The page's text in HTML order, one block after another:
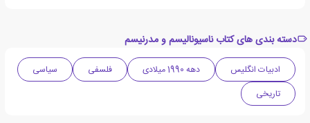
دسته بندی های کتاب ناسیونالیسم و مدرنیسم
ادبیات انگلیس دهه 1990 میلادی فلسفی
سیاسی
تاریخی